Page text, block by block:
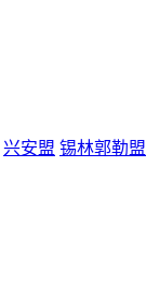
兴安盟 锡林郭勒盟